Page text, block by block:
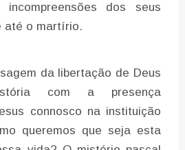
incompreensões dos seus
até o martírio.
da libertação de Deus
com a presença
connosco na instituição
queremos que seja esta